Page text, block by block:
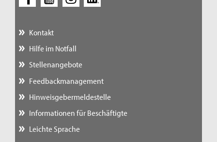
Kontakt
Hilfe im Notfall
Stellenangebote
Feedbackmanagement
Hinweisgebermeldestelle
Informationen für Beschäftigte
Leichte Sprache